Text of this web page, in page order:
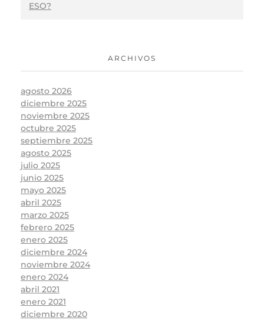
ESO?
ARCHIVOS
agosto 2026
diciembre 2025
noviembre 2025
octubre 2025
septiembre 2025
agosto 2025
julio 2025
junio 2025
mayo 2025
abril 2025
marzo 2025
febrero 2025
enero 2025
diciembre 2024
noviembre 2024
enero 2024
abril 2021
enero 2021
diciembre 2020